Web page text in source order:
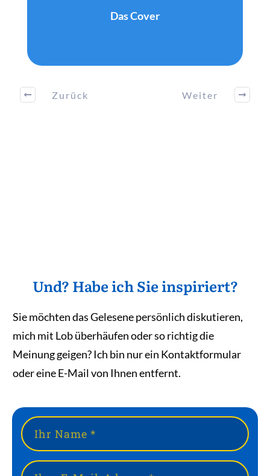
Das Cover
Zurück Weiter
Und? Habe ich Sie inspiriert?
Sie möchten das Gelesene persönlich diskutieren,
mich mit Lob überhäufen oder so richtig die
Meinung geigen? Ich bin nur ein Kontaktformular
oder eine E-Mail von Ihnen entfernt.